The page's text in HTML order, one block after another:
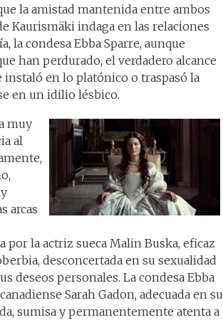
la amistad mantenida entre ambos
Kaurismäki indaga en las relaciones
la condesa Ebba Sparre, aunque
han perdurado, el verdadero alcance
instaló en lo platónico o traspasó la
en un idilio lésbico.
muy
al
arcas
la actriz sueca Malin Buska, eficaz
desconcertada en su sexualidad
deseos personales. La condesa Ebba
Sarah Gadon, adecuada en su
sumisa y permanentemente atenta a